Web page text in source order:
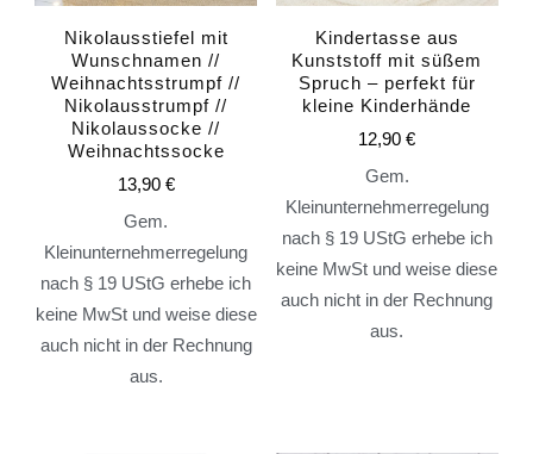
Nikolausstiefel mit
Wunschnamen //
Weihnachtsstrumpf //
Nikolausstrumpf //
Nikolaussocke //
Weihnachtssocke
13,90 €
Gem.
Kleinunternehmerregelung
nach § 19 UStG erhebe ich
keine MwSt und weise diese
auch nicht in der Rechnung
aus.
Kindertasse aus
Kunststoff mit süßem
Spruch – perfekt für
kleine Kinderhände
12,90€
Gem.
Kleinunternehmerregelung
nach § 19 UStG erhebe ich
keine MwSt und weise diese
auch nicht in der Rechnung
aus.